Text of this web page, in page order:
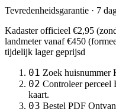
Tevredenheidsgarantie · 7
Kadaster officieel €2,95
landmetervanaf €450
tijdelijk lager geprijsd
01 Zoek huisnummer
02 Controleer perceel
kaart.
03 Bestel PDF